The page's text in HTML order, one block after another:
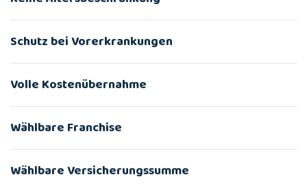
Schutz bei Vorerkrankungen
Volle Kostenübernahme
Wählbare Franchise
Wählbare Versicherungssumme